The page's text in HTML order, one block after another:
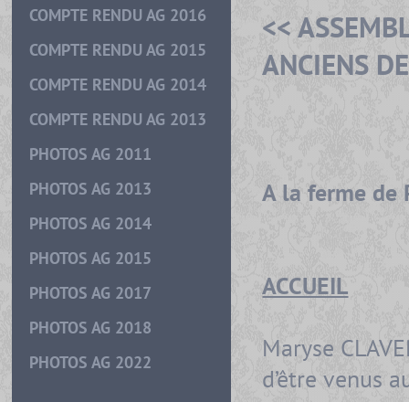
COMPTE RENDU AG 2016
COMPTE RENDU AG 2015
COMPTE RENDU AG 2014
COMPTE RENDU AG 2013
PHOTOS AG 2011
PHOTOS AG 2013
PHOTOS AG 2014
PHOTOS AG 2015
PHOTOS AG 2017
PHOTOS AG 2018
PHOTOS AG 2022
<<
ANCIENS
A la ferme de
ACCUEIL
Maryse
d’être venus